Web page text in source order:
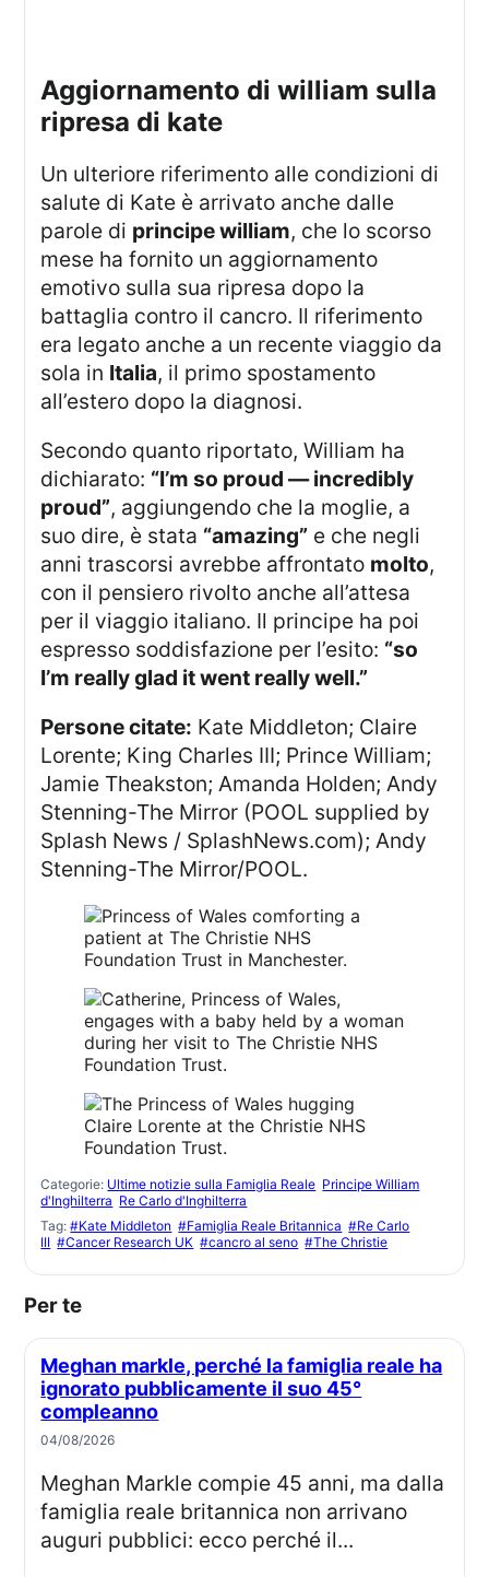
aggiornamento di william sulla
ripresa di kate
Un ulteriore riferimento alle condizioni di
salute di Kate è arrivato anche dalle
parole di principe william, che lo scorso
mese ha fornito un aggiornamento
emotivo sulla sua ripresa dopo la
battaglia contro il cancro. Il riferimento
era legato anche a un recente viaggio da
sola in Italia, il primo spostamento
all’estero dopo la diagnosi.
Secondo quanto riportato, William ha
dichiarato: “I’m so proud — incredibly
proud”, aggiungendo che la moglie, a
suo dire, è stata “amazing” e che negli
anni trascorsi avrebbe affrontato molto,
con il pensiero rivolto anche all’attesa
per il viaggio italiano. Il principe ha poi
espresso soddisfazione per l’esito: “so
I’m really glad it went really well.”
Persone citate: Kate Middleton; Claire
Lorente; King Charles III; Prince William;
Jamie Theakston; Amanda Holden; Andy
Stenning-The Mirror (POOL supplied by
Splash News / SplashNews.com); Andy
Stenning-The Mirror/POOL.
Categorie: Ultime notizie sulla Famiglia Reale Principe William
d'Inghilterra Re Carlo d'Inghilterra
Tag:#Kate Middleton #Famiglia Reale Britannica #Re Carlo
III #Cancer Research UK #cancro al seno #The Christie
Per te
Meghan markle, perché la famiglia reale ha
ignorato pubblicamente il suo 45°
compleanno
04/08/2026
Meghan Markle compie 45 anni, ma dalla
famiglia reale britannica non arrivano
auguri pubblici: ecco perché il...